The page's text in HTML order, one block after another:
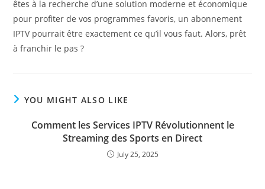
êtes à la recherche d’une solution moderne et économique
pour profiter de vos programmes favoris, un abonnement
IPTV pourrait être exactement ce qu’il vous faut. Alors, prêt
à franchir le pas ?
YOU MIGHT ALSO LIKE
Comment les Services IPTV Révolutionnent le
Streaming des Sports en Direct
July 25, 2025